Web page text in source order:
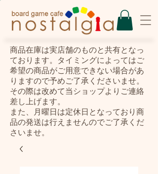
​商品在庫は実店舗のものと共有となっ
ております。タイミングによってはご
希望の商品がご用意できない場合があ
りますので予めご了承くださいませ。
その際は改めて当ショップよりご連絡
差し上げます。
また、月曜日は定休日となっており商
品の発送は行えませんのでご了承くだ
さいませ。